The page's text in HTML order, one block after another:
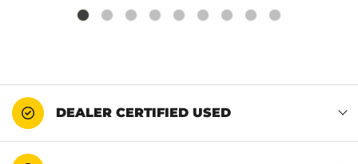
DEALER CERTIFIED USED